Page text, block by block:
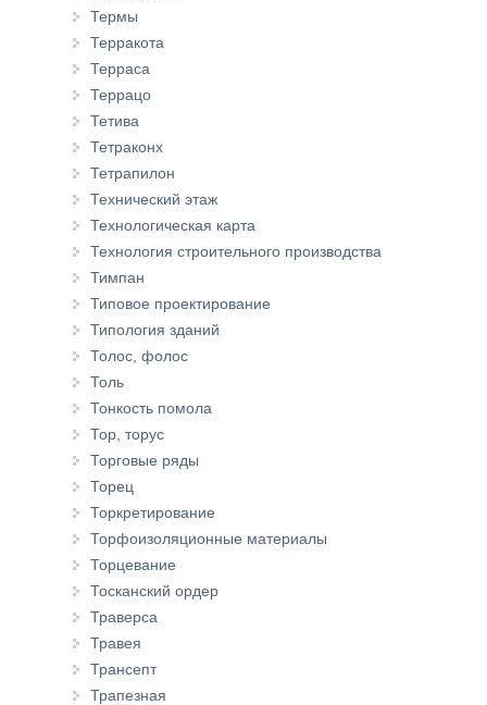
Термы
Терракота
Терраса
Террацо
Тетива
Тетраконх
Тетрапилон
Технический этаж
Технологическая карта
Технология строительного производства
Тимпан
Типовое проектирование
Типология зданий
Толос, фолос
Толь
Тонкость помола
Тор, торус
Торговые ряды
Торец
Торкретирование
Торфоизоляционные материалы
Торцевание
Тосканский ордер
Траверса
Травея
Трансепт
Трапезная